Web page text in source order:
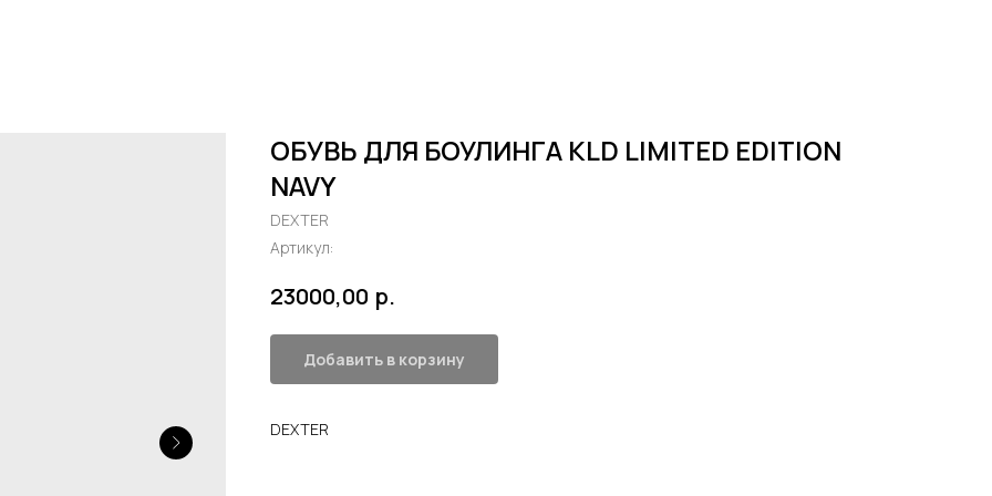
ОБУВЬ ДЛЯ БОУЛИНГА KLD LIMITED EDITION
NAVY
DEXTER
Артикул:
23000,00 р.
Добавить в корзину
DEXTER